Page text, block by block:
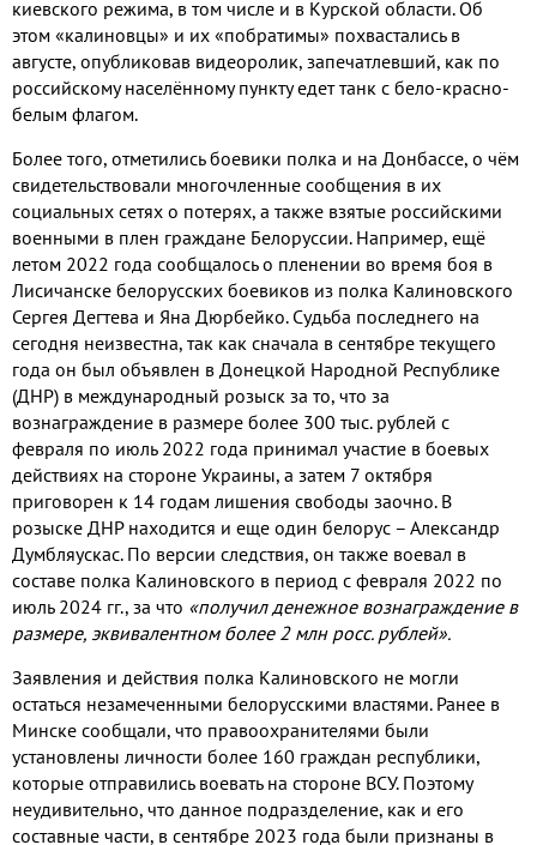
киевского режима, в том числе и в Курской области. Об
этом «калиновцы» и их «побратимы» похвастались в
августе, опубликовав видеоролик, запечатлевший, как по
российскому населённому пункту едет танк с бело-красно-
белым флагом.
Более того, отметились боевики полка и на Донбассе, о чём
свидетельствовали многочленные сообщения в их
социальных сетях о потерях, а также взятые российскими
военными в плен граждане Белоруссии. Например, ещё
летом 2022 года сообщалось о пленении во время боя в
Лисичанске белорусских боевиков из полка Калиновского
Сергея Дегтева и Яна Дюрбейко. Судьба последнего на
сегодня неизвестна, так как сначала в сентябре текущего
года он был объявлен в Донецкой Народной Республике
(ДНР) в международный розыск за то, что за
вознаграждение в размере более 300 тыс. рублей с
февраля по июль 2022 года принимал участие в боевых
действиях на стороне Украины, а затем 7 октября
приговорен к 14 годам лишения свободы заочно. В
розыске ДНР находится и еще один белорус – Александр
Думбляускас. По версии следствия, он также воевал в
составе полка Калиновского в период с февраля 2022 по
июль 2024 гг., за что «получил денежное вознаграждение в
размере, эквивалентном более 2 млн росс. рублей».
Заявления и действия полка Калиновского не могли
остаться незамеченными белорусскими властями. Ранее в
Минске сообщали, что правоохранителями были
установлены личности более 160 граждан республики,
которые отправились воевать на стороне ВСУ. Поэтому
неудивительно, что данное подразделение, как и его
составные части, в сентябре 2023 года были признаны в